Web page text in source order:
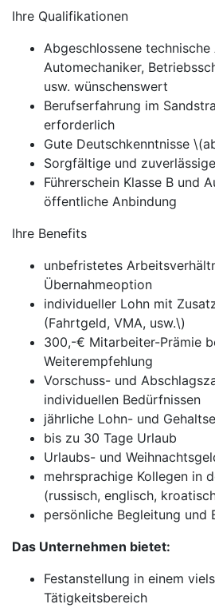
Ihre Qualifikationen
Abgeschlossene
Automechaniker,
usw. wünschenswert
Berufserfahrung im
erforderlich
Gute Deutschkenntnisse
Sorgfältige und
Führerschein Klasse B und
öffentliche Anbindung
Ihre Benefits
unbefristetes
Übernahmeoption
individueller Lohn mit
(Fahrtgeld, VMA, usw.\)
300,-€ Mitarbeiter-Prämie
Weiterempfehlung
Vorschuss- und
individuellen Bedürfnissen
jährliche Lohn- und
bis zu 30 Tage Urlaub
Urlaubs- und
mehrsprachige Kollegen in
(russisch, englisch,
persönliche Begleitung und
Das Unternehmen bietet:
Festanstellung in einem
Tätigkeitsbereich